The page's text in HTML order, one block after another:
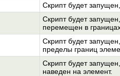
Скрипт будет
Скрипт будет
перемещен в
Скрипт будет
пределы границ
Скрипт будет
наведен на элемент.